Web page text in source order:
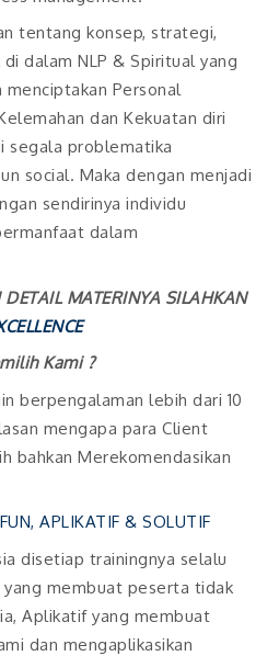
tentang konsep, strategi,
dalam NLP & Spiritual yang
Personal
dan Kekuatan diri
segala problematika
social. Maka dengan menjadi
sendirinya individu
dalam
MATERINYA SILAHKAN
Kami ?
berpengalaman lebih dari 10
mengapa para Client
bahkan Merekomendasikan
APLIKATIF & SOLUTIF
disetiap trainingnya selalu
yang membuat peserta tidak
Aplikatif yang membuat
dan mengaplikasikan